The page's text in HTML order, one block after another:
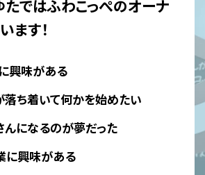
ではふわこっぺのオーナ
ます！
興味がある
落ち着いて何かを始めたい
んになるのが夢だった
に興味がある